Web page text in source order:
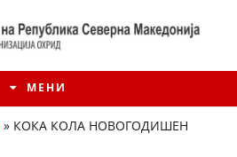
МЕНИ
» КОКА КОЛА НОВОГОДИШЕН